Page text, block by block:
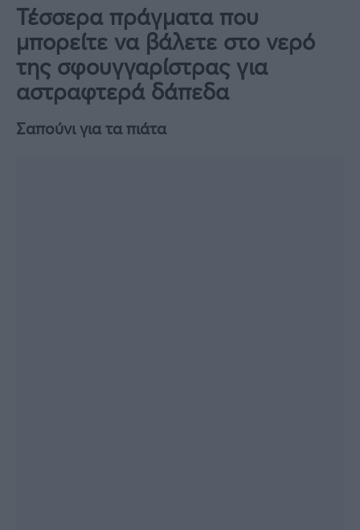
Τέσσερα πράγματα που
μπορείτε να βάλετε στο νερό
της σφουγγαρίστρας για
αστραφτερά δάπεδα
Σαπούνι για τα πιάτα